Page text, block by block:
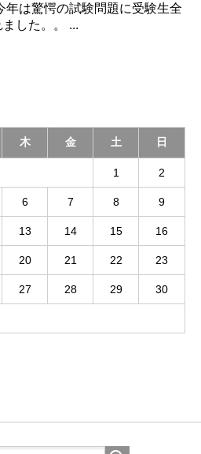
年は驚愕の試験問題に受験生全
した。。 ...
木 金 土 日
1 2
6 7 8 9
13 14 15 16
20 21 22 23
27 28 29 30